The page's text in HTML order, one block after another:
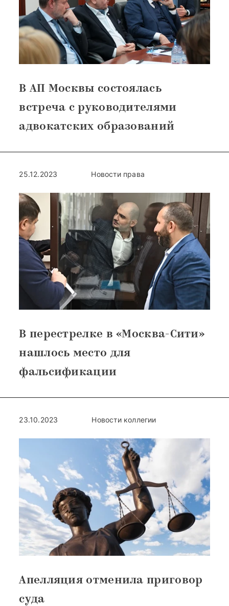
В АП Москвы состоялась
встреча с руководителями
адвокатских образований
25.12.2023 Новости права
В перестрелке в «Москва-Сити»
нашлось место для
фальсификации
23.10.2023 Новости коллегии
Апелляция отменила приговор
суда